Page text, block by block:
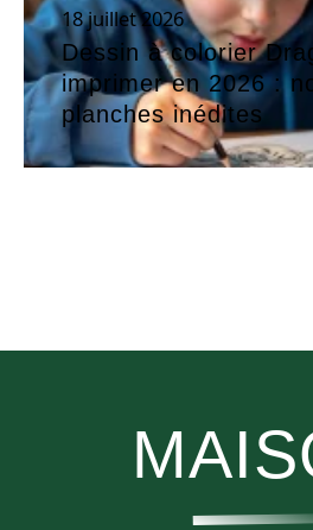
18 juillet 2026
Dessin à colorier
imprimer en 2026 :
planches inédites